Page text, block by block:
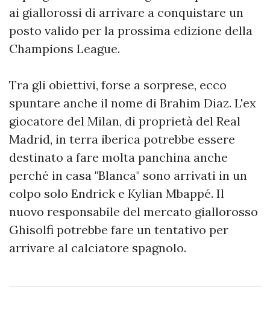
ai giallorossi di arrivare a conquistare un
posto valido per la prossima edizione della
Champions League.
Tra gli obiettivi, forse a sorprese, ecco
spuntare anche il nome di Brahim Diaz. L'ex
giocatore del Milan, di proprietà del Real
Madrid, in terra iberica potrebbe essere
destinato a fare molta panchina anche
perché in casa "Blanca" sono arrivati in un
colpo solo Endrick e Kylian Mbappé. Il
nuovo responsabile del mercato giallorosso
Ghisolfi potrebbe fare un tentativo per
arrivare al calciatore spagnolo.